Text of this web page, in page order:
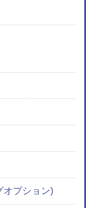
オプション)